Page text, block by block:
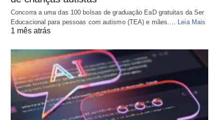
Concorra a uma das 100 bolsas de graduação EaD gratuitas da Ser
Educacional para pessoas com autismo (TEA) e mães.… Leia Mais
1 mês atrás